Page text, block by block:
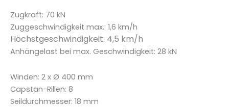
Zugkraft: 70 kN
Zuggeschwindigkeit max.: 1,6 km/h
Höchstgeschwindigkeit: 4,5 km/h
Anhängelast bei max. Geschwindigkeit: 28 kN
Winden: 2 x Ø 400 mm
Capstan-Rillen: 8
Seildurchmesser: 18 mm